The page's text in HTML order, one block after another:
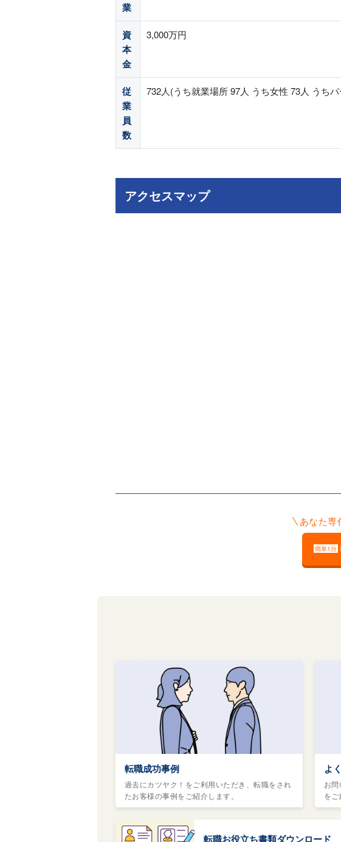
業
資
本
金
3,000万円
従
業
員
数
732人(うち就業場所 97人 うち女性 73人 うち
アクセスマップ
あなた専
簡単1分
転職成功事例
過去にカツヤク！をご利用いただき、転職をされ
たお客様の事例をご紹介します。
よ
お
をご
転職お役立ち書類ダウンロード